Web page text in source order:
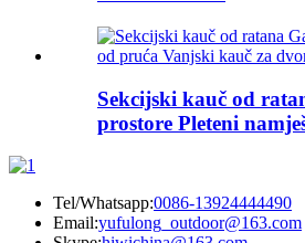
Sekcijski kauč od
prostore Pleteni
Tel/Whatsapp:0086-13924444490
Email:yufulong_outdoor@163.com